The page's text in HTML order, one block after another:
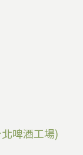
啤酒工場)